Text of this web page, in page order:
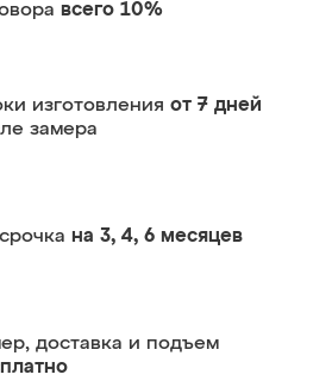
всего 10%
изготовления от 7 дней
замера
на 3, 4, 6 месяцев
доставка и подъем